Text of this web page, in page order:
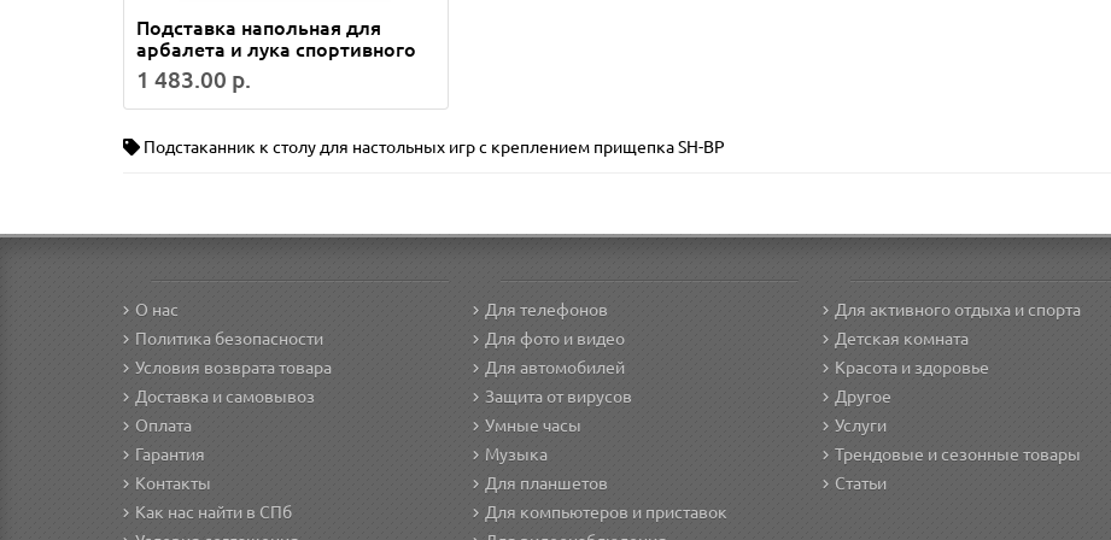
Подставка напольная для
арбалета и лука спортивного
1 483.00 р.
Подстаканник к столу для настольных игр с креплением прищепка SH-BP
О нас
Политика безопасности
Условия возврата товара
Доставка и самовывоз
Оплата
Гарантия
Контакты
Как нас найти в СПб
Для телефонов
Для фото и видео
Для автомобилей
Защита от вирусов
Умные часы
Музыка
Для планшетов
Для компьютеров и приставок
Для активного отдыха и спорта
Детская комната
Красота и здоровье
Другое
Услуги
Трендовые и сезонные товары
Статьи